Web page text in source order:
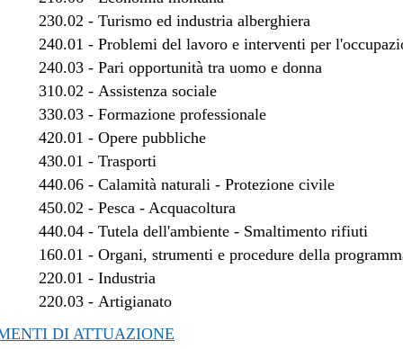
2014 al 28/02/2015
2013 al 07/08/2014
2013 al 13/08/2013
2012 al 31/12/2012
2013 al 28/12/2012
2012 al 31/12/2012
2012 al 17/10/2012
2012 al 27/07/2012
2012 al 28/03/2012
2011 al 31/12/2011
2011 al 24/08/2011
2011 al 22/06/2011
2011 al 13/04/2011
al 06/04/2011
230.02 -Turismo ed industria alberghiera
240.01 -Problemi del lavoro e interventi per
240.03 -Pari opportunità tra uomo e donna
310.02 -Assistenza sociale
330.03 -Formazione professionale
420.01 -Opere pubbliche
430.01 -Trasporti
440.06 -Calamità naturali - Protezione civile
450.02 -Pesca - Acquacoltura
440.04 -Tutela dell'ambiente - Smaltimento rifiuti
160.01 -Organi, strumenti e procedure della
220.01 -Industria
220.03 -Artigianato
DI ATTUAZIONE